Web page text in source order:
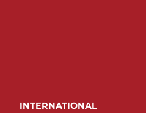
INTERNATIONAL